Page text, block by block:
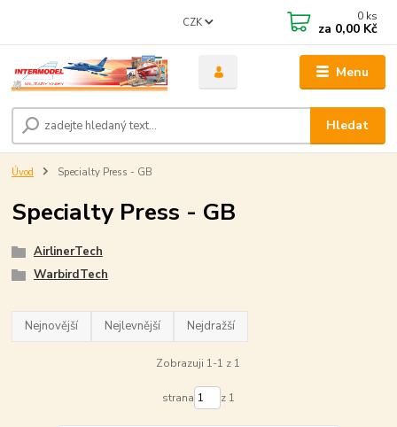
Menu
CZK
Hledat
0 ks
za 0,00 Kč
Úvod Specialty Press - GB
Specialty Press - GB
AirlinerTech
WarbirdTech
Nejnovější Nejlevnější Nejdražší
Zobrazuji 1-1 z 1
strana z 1